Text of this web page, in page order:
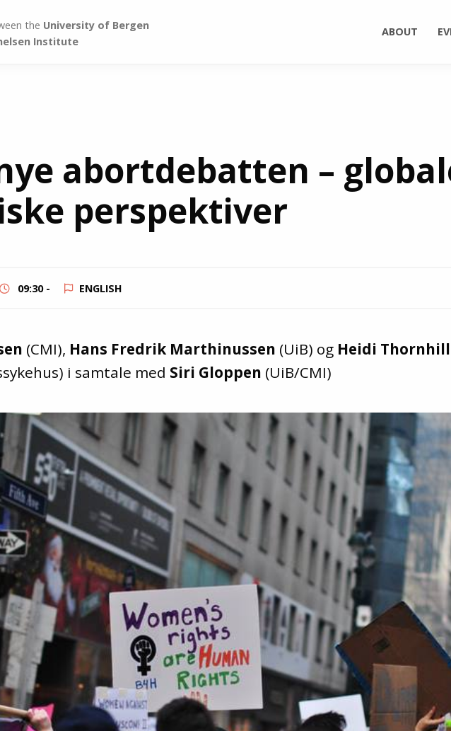
the University of Bergen
Institute
ABOUT
abortdebatten –
perspektiver
09:30 - ENGLISH
(CMI), Hans Fredrik Marthinussen (UiB) og Heidi Thornhill
i samtale med Siri Gloppen (UiB/CMI)